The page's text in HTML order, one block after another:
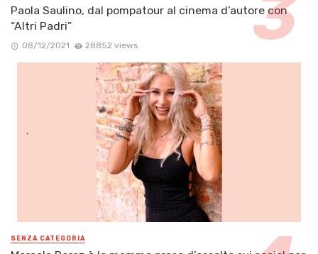
Paola Saulino, dal pompatour al cinema d’autore con
“Altri Padri”
08/12/2021 28852 views
SENZA CATEGORIA